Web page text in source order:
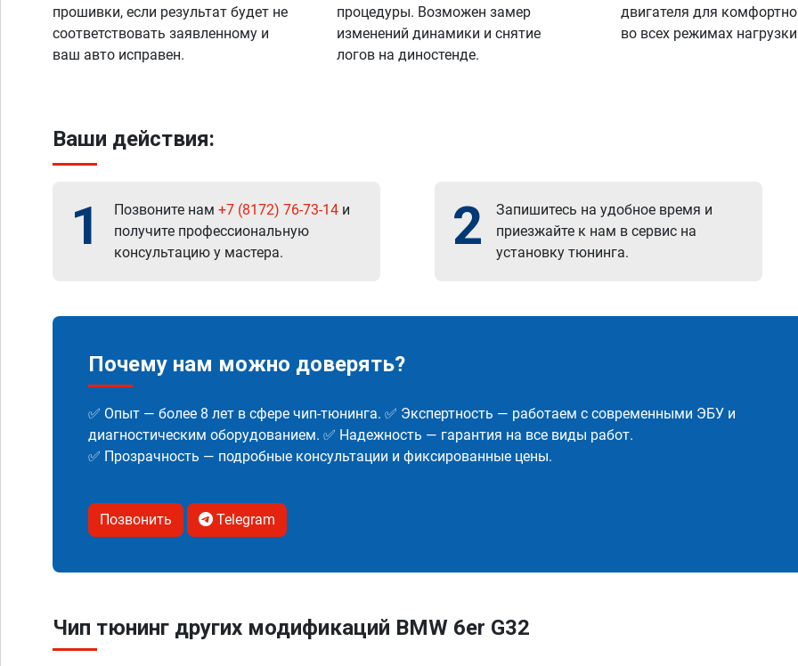
прошивки, если результат будет не
соответствовать заявленному и
ваш авто исправен.
процедуры. Возможен замер
изменений динамики и снятие
логов на диностенде.
двигателя для
во всех режимах
Ваши действия:
1 Позвоните нам +7 (8172) 76-73-14 и
получите профессиональную
консультацию у мастера.
2
Запишитесь на удобное время и
приезжайте к нам в сервис на
установку тюнинга.
Почему нам можно доверять?
✅ Опыт — более 8 лет в сфере чип-тюнинга. ✅ Экспертность — работаем с современными ЭБУ и
диагностическим оборудованием. ✅ Надежность — гарантия на все виды работ.
✅ Прозрачность — подробные консультации и фиксированные цены.
Позвонить Telegram
Чип тюнинг других модификаций BMW 6er G32